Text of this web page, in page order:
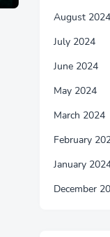
August 2024
July 2024
June 2024
May 2024
March 2024
February
January
December